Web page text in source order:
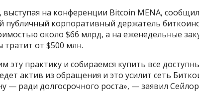
выступая на конференции Bitcoin MENA,
публичный корпоративный держатель
около $66 млрд, а на еженедельные
от $500 млн.
эту практику и собираемся купить все
актив из обращения и это усилит сеть
— ради долгосрочного роста», — заявил